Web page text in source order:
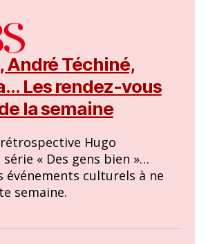
André Téchiné,
Les rendez-vous
la semaine
Hugo
série « Des gens bien »…
événements culturels à ne
semaine.